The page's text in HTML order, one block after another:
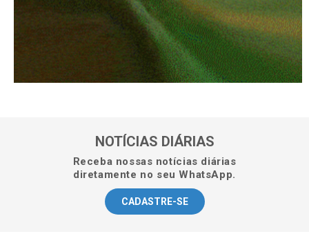
NOTÍCIAS DIÁRIAS
Receba nossas notícias diárias
diretamente no seu WhatsApp.
CADASTRE-SE